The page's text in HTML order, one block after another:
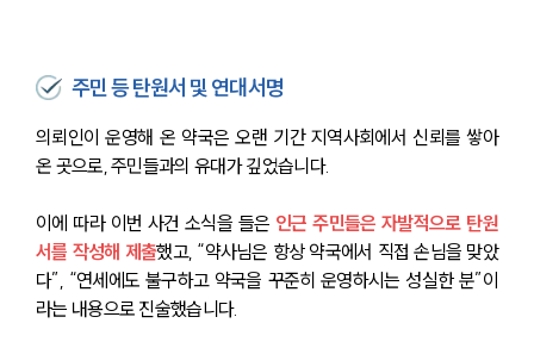
대륜의 강점
글로벌 파트너 로펌
고객의 소리
통합검색
업무사례
주민 등 탄원서 및 연대서명
의뢰인이 운영해 온 약국은 오랜 기간 지역사회에서 신뢰를 쌓아
온 곳으로, 주민들과의 유대가 깊었습니다.
이에 따라 이번 사건 소식을 들은 인근 주민들은 자발적으로 탄원
서를 작성해 제출했고, “약사님은 항상 약국에서 직접 손님을 맞았
다”, “연세에도 불구하고 약국을 꾸준히 운영하시는 성실한 분”이
라는 내용으로 진술했습니다.